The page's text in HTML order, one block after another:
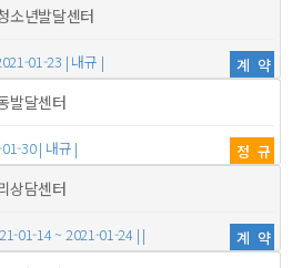
소년발달센터
01-23 | 내규 | 계약
발달센터
30 | 내규 | 정규
상담센터
01-14 ~ 2021-01-24 | | 계약